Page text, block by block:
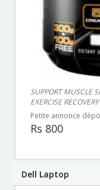
SUPPORT MUSCLE
EXERCISE
Petite annonce
Rs 800
Dell Laptop